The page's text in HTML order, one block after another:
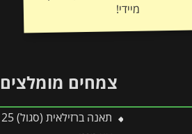
מיידי!
צמחים מומלצים
תאנה ברזילאית (סגול) 25 ליטר